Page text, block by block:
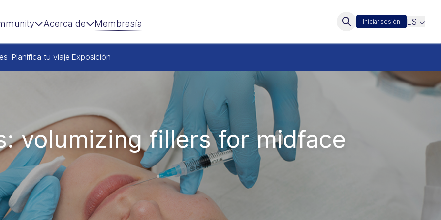
Acerca de Membresía Iniciar sesión ES
Planifica tu viaje Exposición
volumizing fillers for midface